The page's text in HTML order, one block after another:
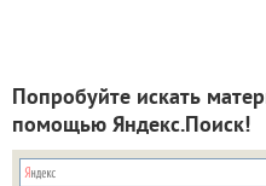
Попробуйте искать
помощью Яндекс.Поиск!